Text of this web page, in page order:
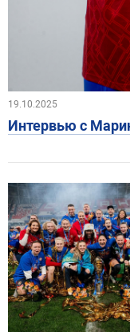
19.10.2025
Интервью с